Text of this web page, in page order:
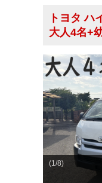
トヨタ
大人4名+
(1/8)